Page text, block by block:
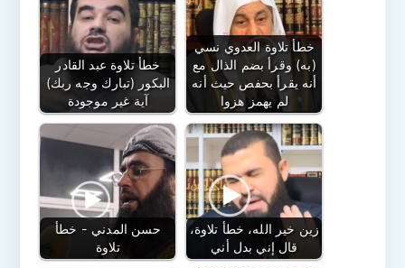
خطأ تلاوة عبد القادر
البكور (تبارك وجه ربك)
آية غير موجودة
خطأ تلاوة العدوي نسي
(به) وقرأ بضم الذال مع
أنه يقرأ بحفص حيث أنه
لم يهمز هزوا
حسن المدني - خطأ
تلاوة
زين خير الله، خطأ تلاوة،
قال إني بدل أني